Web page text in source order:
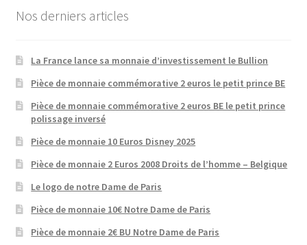
Nos derniers articles
La France lance sa monnaie d’investissement le Bullion
Pièce de monnaie commémorative 2 euros le petit prince BE
Pièce de monnaie commémorative 2 euros BE le petit prince
polissage inversé
Pièce de monnaie 10 Euros Disney 2025
Pièce de monnaie 2 Euros 2008 Droits de l’homme – Belgique
Le logo de notre Dame de Paris
Pièce de monnaie 10€ Notre Dame de Paris
Pièce de monnaie 2€ BU Notre Dame de Paris